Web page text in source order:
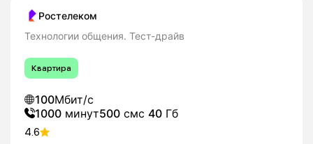
Ростелеком
Технологии общения. Тест-драйв
Квартира
100Мбит/с
1000 минут500 смс 40 Гб
4.6